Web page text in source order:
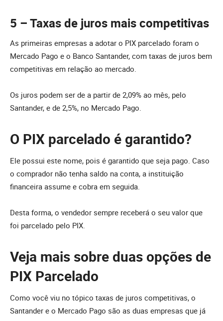
5 – Taxas de juros mais competitivas
As primeiras empresas a adotar o PIX parcelado foram o
Mercado Pago e o Banco Santander, com taxas de juros bem
competitivas em relação ao mercado.
Os juros podem ser de a partir de 2,09% ao mês, pelo
Santander, e de 2,5%, no Mercado Pago.
O PIX parcelado é garantido?
Ele possui este nome, pois é garantido que seja pago. Caso
o comprador não tenha saldo na conta, a instituição
financeira assume e cobra em seguida.
Desta forma, o vendedor sempre receberá o seu valor que
foi parcelado pelo PIX.
Veja mais sobre duas opções de
PIX Parcelado
Como você viu no tópico taxas de juros competitivas, o
Santander e o Mercado Pago são as duas empresas que já